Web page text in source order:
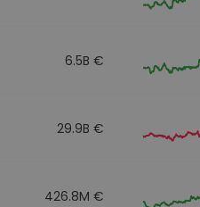
6.5B €
29.9B €
426.8M €